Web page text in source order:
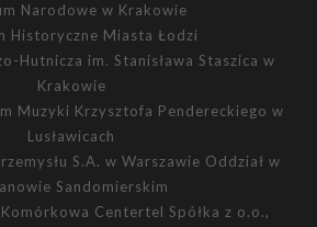
Narodowe w Krakowie
Historyczne Miasta Łodzi
Hutnicza im. Stanisława Staszica w
Krakowie
Muzyki Krzysztofa Pendereckiego w
Lusławicach
S.A. w Warszawie Oddział w
Sandomierskim
Centertel Spółka z o.o.,